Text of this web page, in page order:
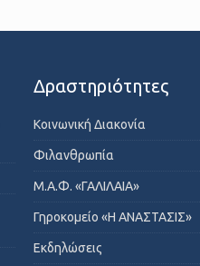
Δραστηριότητες
Κοινωνική Διακονία
Φιλανθρωπία
Μ.Α.Φ. «ΓΑΛΙΛΑΙΑ»
Γηροκομείο «Η ΑΝΑΣΤΑΣΙΣ»
Εκδηλώσεις